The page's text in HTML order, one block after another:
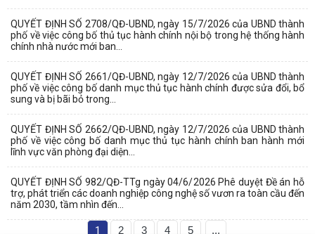
QUYẾT ĐỊNH SỐ 2708/QĐ-UBND, ngày 15/7/2026 của UBND thành
phố về việc công bố thủ tục hành chính nội bộ trong hệ thống hành
chính nhà nước mới ban...
QUYẾT ĐỊNH SỐ 2661/QĐ-UBND, ngày 12/7/2026 của UBND thành
phố về việc công bố danh mục thủ tục hành chính được sửa đổi, bổ
sung và bị bãi bỏ trong...
QUYẾT ĐỊNH SỐ 2662/QĐ-UBND, ngày 12/7/2026 của UBND thành
phố về việc công bố danh mục thủ tục hành chính ban hành mới
lĩnh vực văn phòng đại diện...
QUYẾT ĐỊNH SỐ 982/QĐ-TTg ngày 04/6/2026 Phê duyệt Đề án hỗ
trợ, phát triển các doanh nghiệp công nghệ số vươn ra toàn cầu đến
năm 2030, tầm nhìn đến...
1 2 3 4 5 ...